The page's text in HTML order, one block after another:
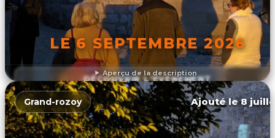
Aperçu de la description
LE 6 SEPTEMBRE 2026
DÉCOUVRIR L'ÉVÉNEMENT
Grand-rozoy Ajouté le 8